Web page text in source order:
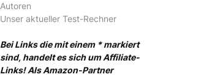
Autoren
Unser aktueller Test-Rechner
Bei Links die mit einem * markiert
sind, handelt es sich um Affiliate-
Links! Als Amazon-Partner